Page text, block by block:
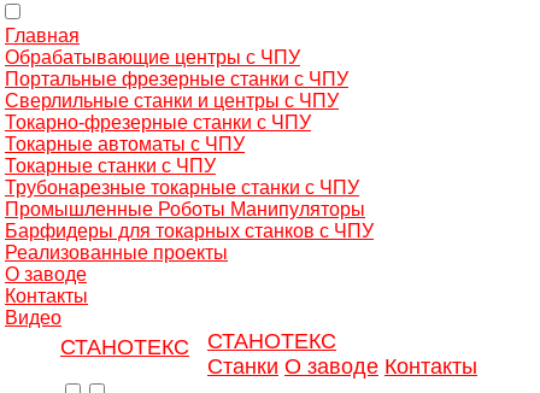
Главная
Обрабатывающие центры с ЧПУ
Портальные фрезерные станки с ЧПУ
Сверлильные станки и центры с ЧПУ
Токарно-фрезерные станки с ЧПУ
Токарные автоматы с ЧПУ
Токарные станки с ЧПУ
Трубонарезные токарные станки с ЧПУ
Промышленные Роботы Манипуляторы
Барфидеры для токарных станков с ЧПУ
Реализованные проекты
О заводе
Контакты
Видео
СТАНОТЕКС
СТАНОТЕКС
Станки О заводе Контакты